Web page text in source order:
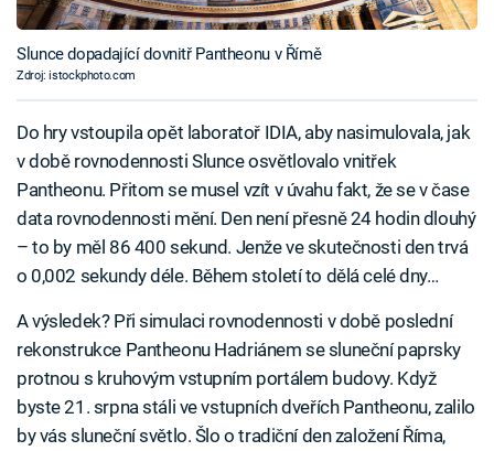
Slunce dopadající dovnitř Pantheonu v Římě
Zdroj: istockphoto.com
Do hry vstoupila opět laboratoř IDIA, aby nasimulovala, jak
v době rovnodennosti Slunce osvětlovalo vnitřek
Pantheonu. Přitom se musel vzít v úvahu fakt, že se v čase
data rovnodennosti mění. Den není přesně 24 hodin dlouhý
– to by měl 86 400 sekund. Jenže ve skutečnosti den trvá
o 0,002 sekundy déle. Během století to dělá celé dny…
A výsledek? Při simulaci rovnodennosti v době poslední
rekonstrukce Pantheonu Hadriánem se sluneční paprsky
protnou s kruhovým vstupním portálem budovy. Když
byste 21. srpna stáli ve vstupních dveřích Pantheonu, zalilo
by vás sluneční světlo. Šlo o tradiční den založení Říma,